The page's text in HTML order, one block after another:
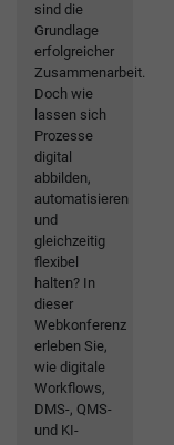
sind die
Grundlage
erfolgreicher
Zusammenarbeit.
Doch wie
lassen sich
Prozesse
digital
abbilden,
automatisieren
und
gleichzeitig
flexibel
halten? In
dieser
Webkonferenz
erleben Sie,
wie digitale
Workflows,
DMS-, QMS-
und KI-